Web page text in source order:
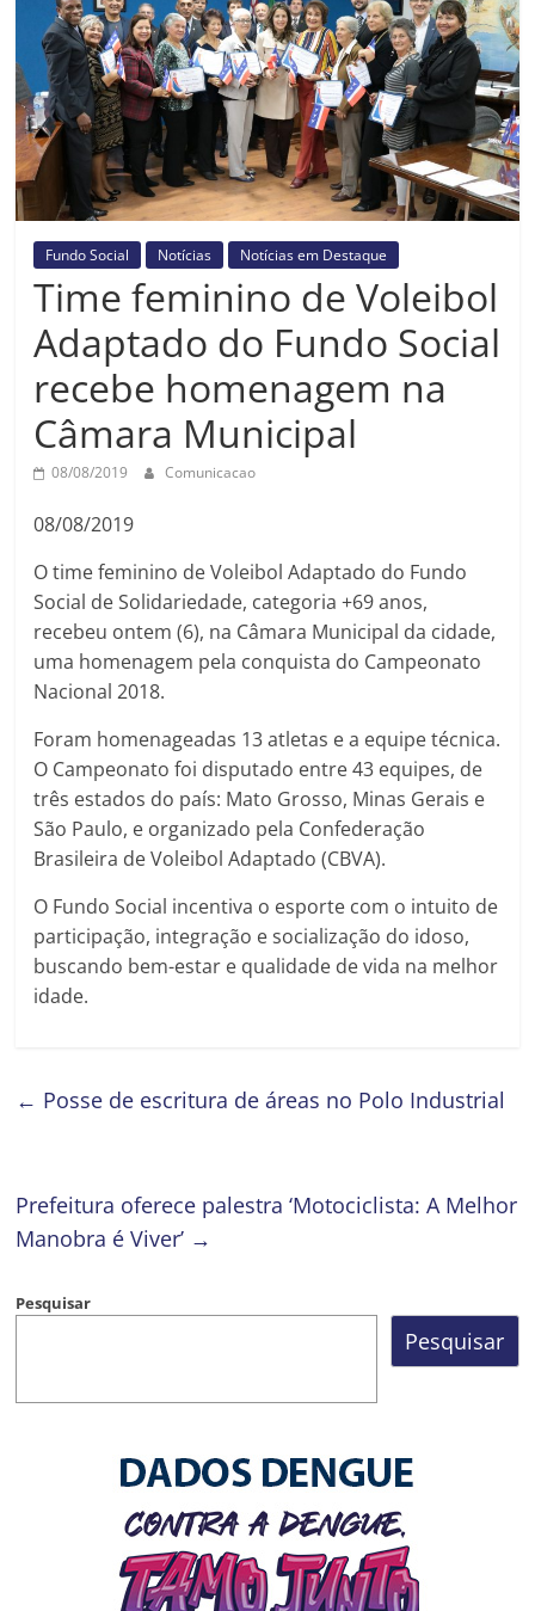
Prefeitura
Estância
Turística
Guaratinguetá
Fundo Social Notícias Notícias em Destaque
Time feminino de Voleibol
Adaptado do Fundo Social
recebe homenagem na
Câmara Municipal
08/08/2019 Comunicacao
08/08/2019
O time feminino de Voleibol Adaptado do Fundo
Social de Solidariedade, categoria +69 anos,
recebeu ontem (6), na Câmara Municipal da cidade,
uma homenagem pela conquista do Campeonato
Nacional 2018.
Foram homenageadas 13 atletas e a equipe técnica.
O Campeonato foi disputado entre 43 equipes, de
três estados do país: Mato Grosso, Minas Gerais e
São Paulo, e organizado pela Confederação
Brasileira de Voleibol Adaptado (CBVA).
O Fundo Social incentiva o esporte com o intuito de
participação, integração e socialização do idoso,
buscando bem-estar e qualidade de vida na melhor
idade.
← Posse de escritura de áreas no Polo Industrial
Prefeitura oferece palestra ‘Motociclista: A Melhor
Manobra é Viver’ →
Pesquisar
Pesquisar